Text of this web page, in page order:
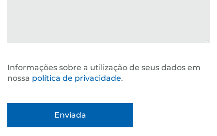
Informações sobre a utilização de seus dados em
nossa política de privacidade.